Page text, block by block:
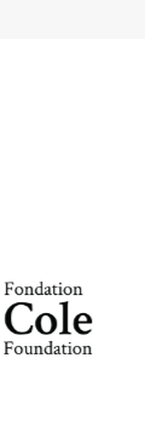
Anne Lebeau